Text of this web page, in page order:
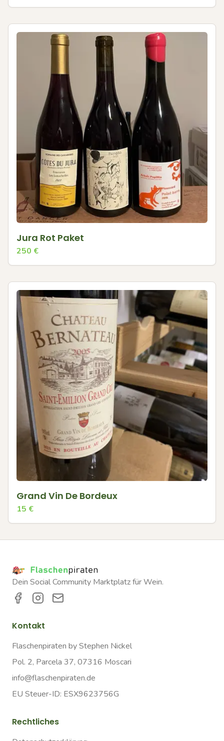
Jura Rot Paket
250 €
Grand Vin De Bordeux
15 €
Dein Social Community Marktplatz für Wein.
Kontakt
Flaschenpiraten by Stephen Nickel
Pol. 2, Parcela 37, 07316 Moscari
info@flaschenpiraten.de
EU Steuer-ID: ESX9623756G
Rechtliches